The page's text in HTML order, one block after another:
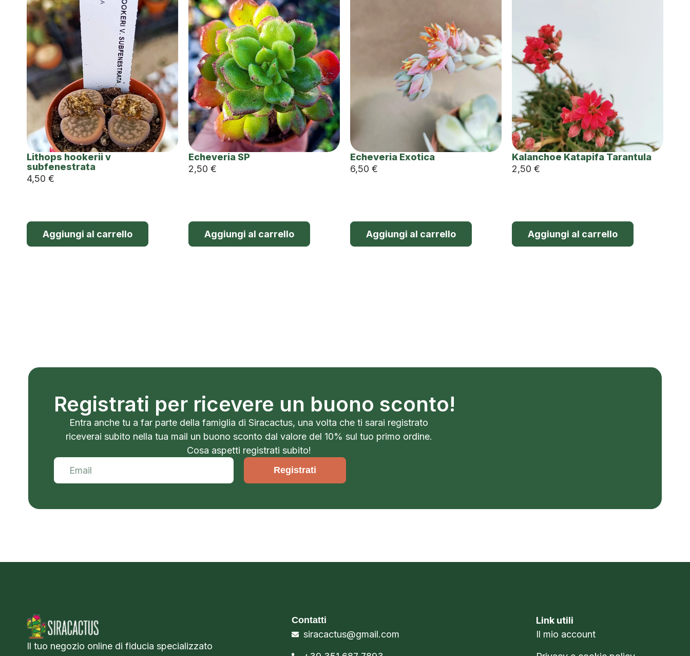
Lithops hookerii v
subfenestrata
4,50 €
Aggiungi al carrello
Echeveria SP
2,50 €
Aggiungi al carrello
Echeveria Exotica
6,50 €
Aggiungi al carrello
Kalanchoe Katapifa Tarantula
2,50 €
Aggiungi al carrello
Registrati per ricevere un buono sconto!
Entra anche tu a far parte della famiglia di Siracactus, una volta che ti sarai registrato
riceverai subito nella tua mail un buono sconto dal valore del 10% sul tuo primo ordine.
Cosa aspetti registrati subito!
Registrati
Il tuo negozio online di fiducia specializzato
Contatti
siracactus@gmail.com
Link utili
Il mio account